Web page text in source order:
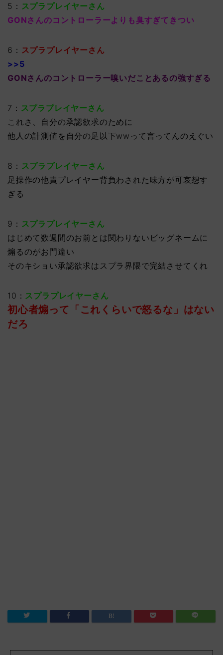
5： スプラプレイヤーさん
GONさんのコントローラーよりも臭すぎてきつい
6： スプラプレイヤーさん
>>5
GONさんのコントローラー嗅いだことあるの強すぎる
7： スプラプレイヤーさん
これさ、自分の承認欲求のために
他人の計測値を自分の足以下wwって言ってんのえぐい
8： スプラプレイヤーさん
足操作の他責プレイヤー背負わされた味方が可哀想す
ぎる
9： スプラプレイヤーさん
はじめて数週間のお前とは関わりないビッグネームに
煽るのがお門違い
そのキショい承認欲求はスプラ界隈で完結させてくれ
10： スプラプレイヤーさん
初心者煽って「これくらいで怒るな」はない
だろ